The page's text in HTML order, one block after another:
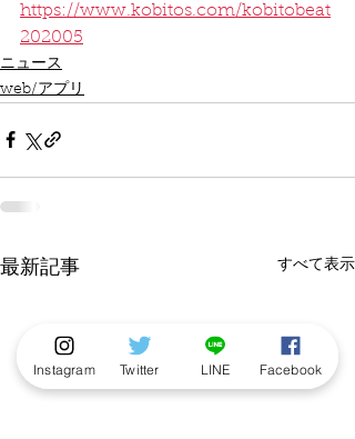
https://www.kobitos.com/kobitobeat
202005
ニュース
web/アプリ
最新記事 すべて表示
Instagram Twitter LINE Facebook